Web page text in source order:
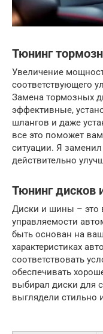
Тюнинг
Увеличение
соответствующего
Замена тормозных
эффективные,
шлангов и даже
все это поможет
ситуации. Я
действительно
Тюнинг дисков
Диски и шины – это
управляемости
быть основан на
характеристиках
соответствовать
обеспечивать
выбирал диски для
выглядели стильно